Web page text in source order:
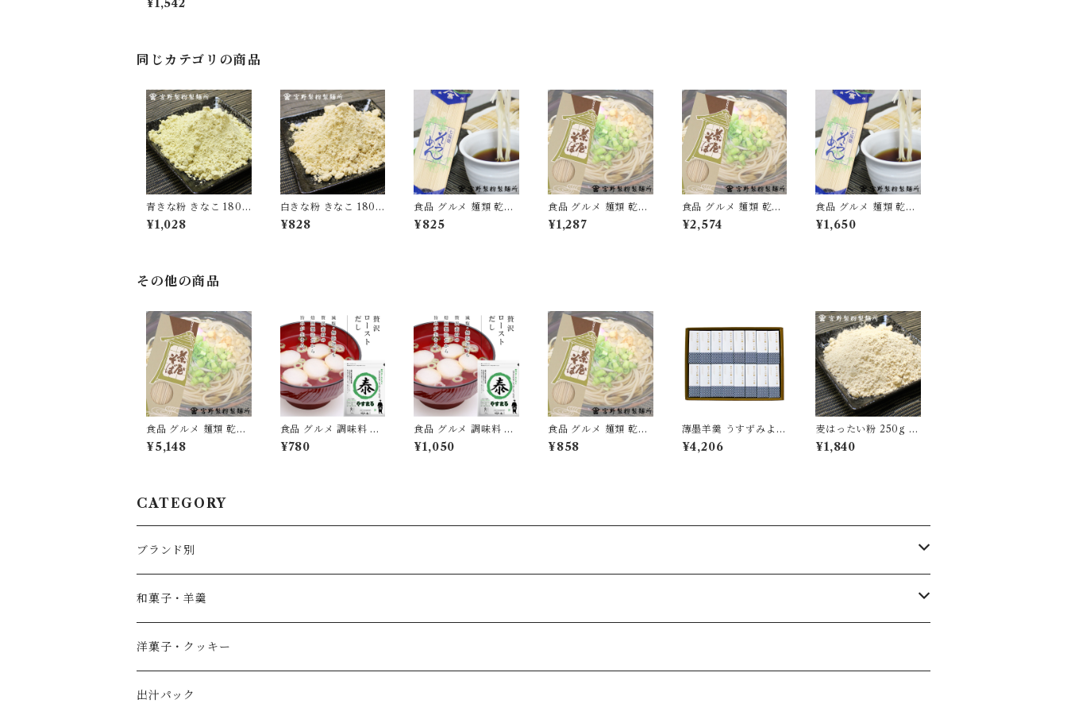
自家製粉 食品 グルメ
¥1,542
同じカテゴリの商品
青きな粉 きなこ 180g
2袋 国産 無添加 大豆
自家製粉 食品 グルメ
¥1,028
白きな粉 きなこ 180g
2袋 国産 無添加 大豆
自家製粉 食品 グルメ
¥828
食品 グルメ 麺類 乾麺
そうめん 素麺 1袋250
g×3袋 国産 愛媛県産
¥825
食品 グルメ 麺類 乾麺
蕎麦 そば 日本蕎麦 茶
屋そば 1箱270g×3箱
¥1,287
食品 グルメ 麺類 乾麺
蕎麦 そば 日本蕎麦 茶
屋そば 1箱270g×6箱
¥2,574
食品 グルメ 麺類 乾麺
そうめん 素麺 1袋250
g×6袋 国産 愛媛県産
¥1,650
その他の商品
食品 グルメ 麺類 乾麺
蕎麦 そば 日本蕎麦 茶
屋そば 1箱270g×12箱
¥5,148
食品 グルメ 調味料 減
塩 無添加 だし 出汁 パ
ック 10包入り 贅沢 ロ
¥780
食品 グルメ 調味料 減
塩 無添加 だし 出汁 パ
ック 20包入り 贅沢 ロ
¥1,050
食品 グルメ 麺類 乾麺
蕎麦 そば 日本蕎麦 茶
屋そば 1箱270g×2箱
¥858
薄墨羊羹 うすずみよう
かん 純米大吟醸 16個
セット 無添加 【送料
¥4,206
麦はったい粉 250g 5
袋 麦こがし 粉末 国産
裸麦100％ 自家製粉
¥1,840
CATEGORY
ブランド別
薄墨羊羹
やすまるだし
宮野製粉製麺所
和菓子・羊羹
こざくら
どら焼き
洋菓子・クッキー
出汁パック